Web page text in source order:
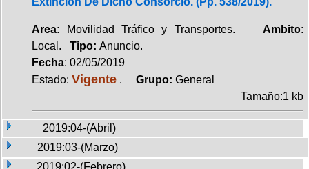
Area: Movilidad Tráfico y Transportes. Ambito:
Local. Tipo: Anuncio.
Fecha: 02/05/2019
Estado: Vigente . Grupo: General
Tamaño:1 kb
2019:04-(Abril)
2019:03-(Marzo)
2019:02-(Febrero)